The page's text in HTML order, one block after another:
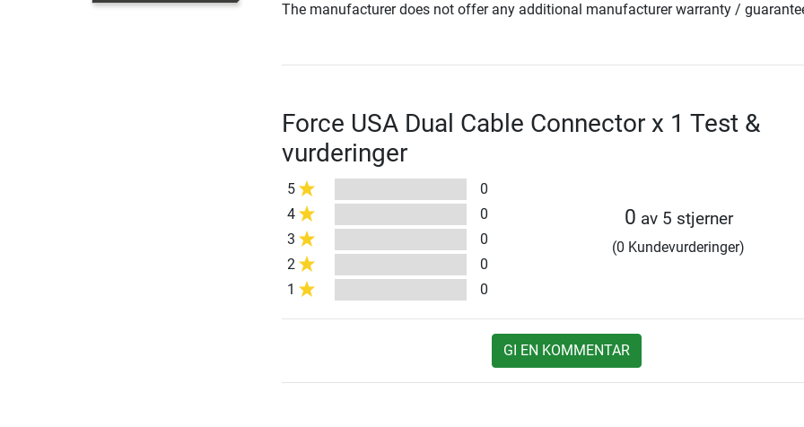
The manufacturer does not offer any additional manufacturer warranty /
Force USA Dual Cable Connector x 1 Test &
vurderinger
5
0
4
0
3
0
2
0
1
0
0 av 5 stjerner
(0 Kundevurderinger)
GI EN KOMMENTAR